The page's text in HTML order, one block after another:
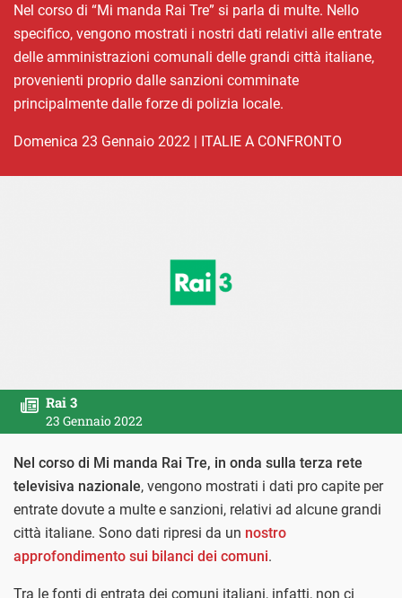
Nel corso di “Mi manda Rai Tre” si parla di multe. Nello
specifico, vengono mostrati i nostri dati relativi alle entrate
delle amministrazioni comunali delle grandi città italiane,
provenienti proprio dalle sanzioni comminate
principalmente dalle forze di polizia locale.
domenica 23 Gennaio 2022 | ITALIE A CONFRONTO
Rai 3
23 Gennaio 2022
Nel corso di Mi manda Rai Tre, in onda sulla terza rete
televisiva nazionale, vengono mostrati i dati pro capite per
entrate dovute a multe e sanzioni, relativi ad alcune grandi
città italiane. Sono dati ripresi da un nostro
approfondimento sui bilanci dei comuni.
Tra le fonti di entrata dei comuni italiani, infatti, non ci